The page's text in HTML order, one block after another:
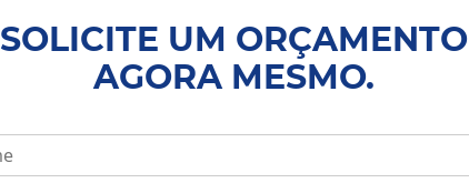
SOLICITE UM ORÇAMENTO
AGORA MESMO.